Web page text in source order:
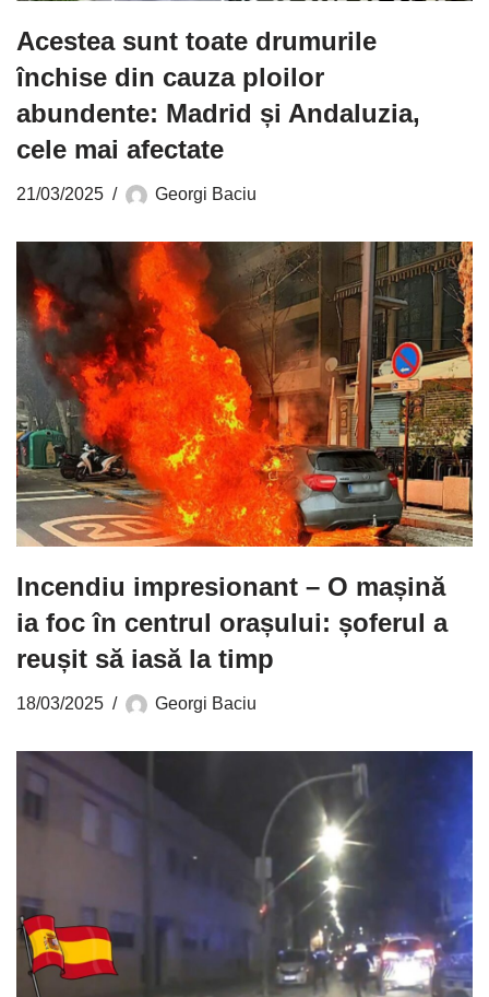
Acestea sunt toate drumurile
închise din cauza ploilor
abundente: Madrid și Andaluzia,
cele mai afectate
21/03/2025 Georgi Baciu
Incendiu impresionant – O mașină
ia foc în centrul orașului: șoferul a
reușit să iasă la timp
18/03/2025 Georgi Baciu